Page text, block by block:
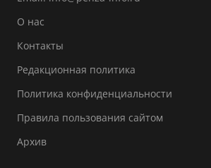
О нас
Контакты
Редакционная политика
Политика конфиденциальности
Правила пользования сайтом
Архив